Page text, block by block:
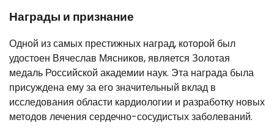
Награды и признание
Одной из самых престижных наград, которой был
удостоен Вячеслав Мясников, является Золотая
медаль Российской академии наук. Эта награда была
присуждена ему за его значительный вклад в
исследования области кардиологии и разработку новых
методов лечения сердечно-сосудистых заболеваний.